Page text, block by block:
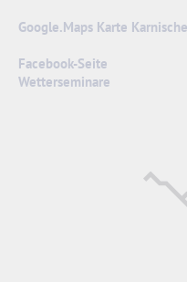
Google.Maps Karte
Facebook-Seite
Wetterseminare